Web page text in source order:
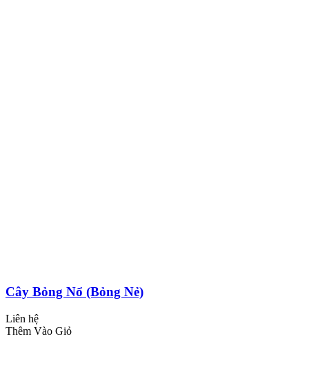
Cây Bỏng Nổ (Bỏng Nẻ)
Liên hệ
Thêm Vào Giỏ